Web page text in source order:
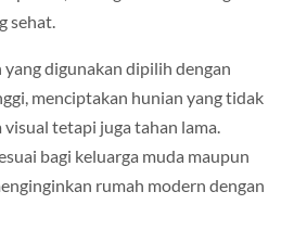
sehat.
digunakan dipilih dengan
menciptakan hunian yang tidak
visual tetapi juga tahan lama.
bagi keluarga muda maupun
rumah modern dengan